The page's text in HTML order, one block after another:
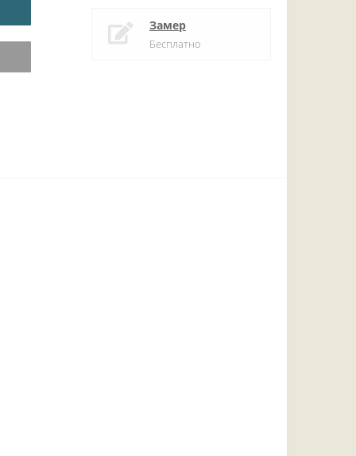
Замер
Бесплатно